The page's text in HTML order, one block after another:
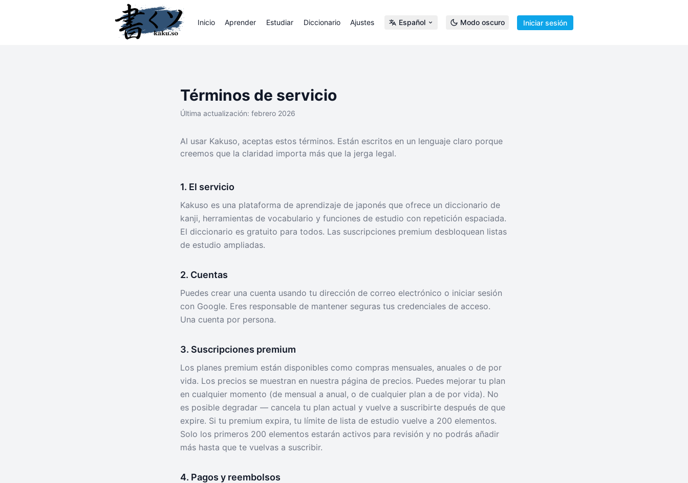
Inicio Aprender Estudiar Diccionario Ajustes Español Modo oscuro Iniciar sesión
Términos de servicio
Última actualización: febrero 2026
Al usar Kakuso, aceptas estos términos. Están escritos en un lenguaje claro porque
creemos que la claridad importa más que la jerga legal.
1. El servicio
Kakuso es una plataforma de aprendizaje de japonés que ofrece un diccionario de
kanji, herramientas de vocabulario y funciones de estudio con repetición espaciada.
El diccionario es gratuito para todos. Las suscripciones premium desbloquean listas
de estudio ampliadas.
2. Cuentas
Puedes crear una cuenta usando tu dirección de correo electrónico o iniciar sesión
con Google. Eres responsable de mantener seguras tus credenciales de acceso.
Una cuenta por persona.
3. Suscripciones premium
Los planes premium están disponibles como compras mensuales, anuales o de por
vida. Los precios se muestran en nuestra página de precios. Puedes mejorar tu plan
en cualquier momento (de mensual a anual, o de cualquier plan a de por vida). No
es posible degradar — cancela tu plan actual y vuelve a suscribirte después de que
expire. Si tu premium expira, tu límite de lista de estudio vuelve a 200 elementos.
Solo los primeros 200 elementos estarán activos para revisión y no podrás añadir
más hasta que te vuelvas a suscribir.
4. Pagos y reembolsos